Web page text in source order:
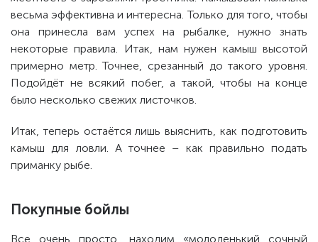
весьма эффективна и интересна. Только для того, чтобы
она принесла вам успех на рыбалке, нужно знать
некоторые правила. Итак, нам нужен камыш высотой
примерно метр. Точнее, срезанный до такого уровня.
Подойдёт не всякий побег, а такой, чтобы на конце
было несколько свежих листочков.
Итак, теперь остаётся лишь выяснить, как подготовить
камыш для ловли. А точнее – как правильно подать
приманку рыбе.
Покупные бойлы
Все очень просто, находим «молоденький сочный